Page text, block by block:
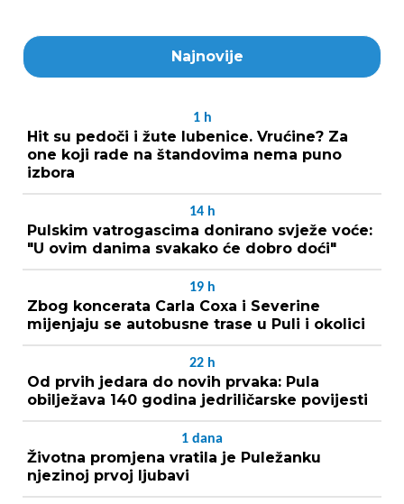
Najnovije
1 h
Hit su pedoči i žute lubenice. Vrućine? Za
one koji rade na štandovima nema puno
izbora
14 h
Pulskim vatrogascima donirano svježe voće:
"U ovim danima svakako će dobro doći"
19 h
Zbog koncerata Carla Coxa i Severine
mijenjaju se autobusne trase u Puli i okolici
22 h
Od prvih jedara do novih prvaka: Pula
obilježava 140 godina jedriličarske povijesti
1 dana
Životna promjena vratila je Puležanku
njezinoj prvoj ljubavi